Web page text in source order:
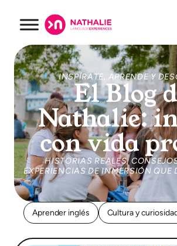
INSPÍRATE, APRENDE Y
El Blog
Nathalie:
con vida
HISTORIAS REALES,
EXPERIENCIAS DE INMERSIÓN QUE
Aprender inglés Cultura y